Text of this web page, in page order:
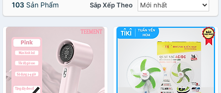
103 Sản Phẩm Sắp Xếp Theo